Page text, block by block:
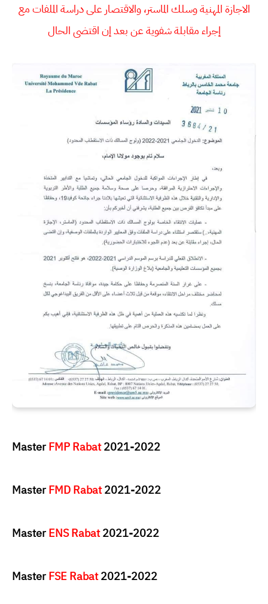
الاجازة المهنية وسلك الماستر، والاقتصار على دراسة الملفات مع
إجراء مقابلة شفوية عن بعد إن اقتضى الحال
MasterFMP Rabat2021-2022
MasterFMD Rabat2021-2022
MasterENS Rabat2021-2022
MasterFSE Rabat2021-2022